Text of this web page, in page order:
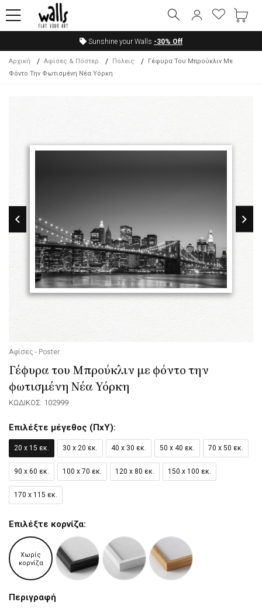
Sunshine your Walls -30% Off
Αρχική Αφίσες & Πόστερ Πόλεις
Γέφυρα Του Μπρούκλιν Με
Φόντο Την Φωτισμένη Νέα Υόρκη
Αφίσες - Poster
Γέφυρα του Μπρούκλιν με φόντο την
φωτισμένη Νέα Υόρκη
ΚΩΔΙΚΟΣ: 102999
Επιλέξτε μέγεθος (ΠxΥ):
20 x 15 εκ. 30 x 20 εκ. 40 x 30 εκ. 50 x 40 εκ. 70 x 50 εκ.
90 x 60 εκ. 100 x 70 εκ. 120 x 80 εκ. 150 x 100 εκ.
170 x 115 εκ.
Επιλέξτε κορνίζα:
Χωρίς
κορνίζα
Περιγραφή